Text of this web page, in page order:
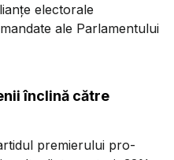
electorale
ale Parlamentului
înclină către
premierului pro-